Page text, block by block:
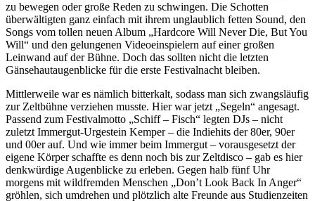
zu bewegen oder große Reden zu schwingen. Die Schotten
überwältigten ganz einfach mit ihrem unglaublich fetten Sound, den
Songs vom tollen neuen Album „Hardcore Will Never Die, But You
Will“ und den gelungenen Videoeinspielern auf einer großen
Leinwand auf der Bühne. Doch das sollten nicht die letzten
Gänsehautaugenblicke für die erste Festivalnacht bleiben.
Mittlerweile war es nämlich bitterkalt, sodass man sich zwangsläufig
zur Zeltbühne verziehen musste. Hier war jetzt „Segeln“ angesagt.
Passend zum Festivalmotto „Schiff – Fisch“ legten DJs – nicht
zuletzt Immergut-Urgestein Kemper – die Indiehits der 80er, 90er
und 00er auf. Und wie immer beim Immergut – vorausgesetzt der
eigene Körper schaffte es denn noch bis zur Zeltdisco – gab es hier
denkwürdige Augenblicke zu erleben. Gegen halb fünf Uhr
morgens mit wildfremden Menschen „Don’t Look Back In Anger“
gröhlen, sich umdrehen und plötzlich alte Freunde aus Studienzeiten